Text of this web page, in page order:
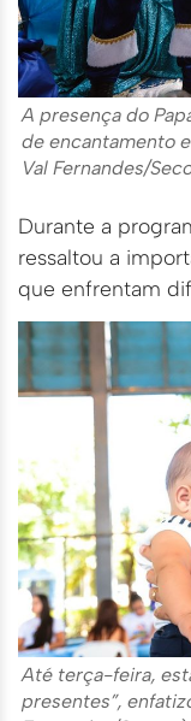
A presença do
de encantamento
Val Fernandes/
Durante a
ressaltou a
que enfrentam
Até terça-feira,
presentes”,